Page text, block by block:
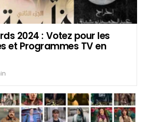
2024 : Votez pour les
et Programmes TV en